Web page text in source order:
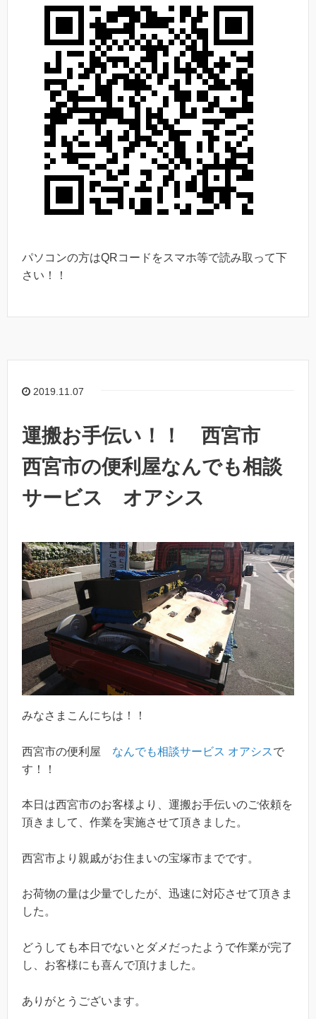
パソコンの方はQRコードをスマホ等で読み取って下
さい！！
2019.11.07
運搬お手伝い！！ 西宮市
西宮市の便利屋なんでも相談
サービス オアシス
みなさまこんにちは！！
西宮市の便利屋 なんでも相談サービス オアシスで
す！！
本日は西宮市のお客様より、運搬お手伝いのご依頼を
頂きまして、作業を実施させて頂きました。
西宮市より親戚がお住まいの宝塚市までです。
お荷物の量は少量でしたが、迅速に対応させて頂きま
した。
どうしても本日でないとダメだったようで作業が完了
し、お客様にも喜んで頂けました。
ありがとうございます。